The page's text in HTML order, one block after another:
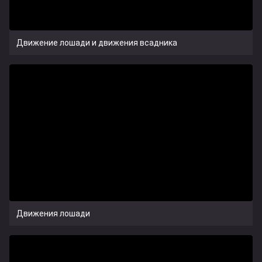
Движение лошади и движения всадника
Движения лошади